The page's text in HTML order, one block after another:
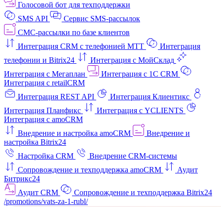
Голосовой бот для техподдержки
SMS API
Сервис SMS-рассылок
СМС-рассылки по базе клиентов
Интеграция CRM с телефонией МТТ
Интеграция
телефонии и Bitrix24
Интеграция с МойСклад
Интеграция с Мегаплан
Интеграция с 1C CRM
Интеграция с retailCRM
Интеграция REST API
Интеграция Клиентикс
Интеграция Планфикс
Интеграция с YCLIENTS
Интеграция с amoCRM
Внедрение и настройка amoCRM
Внедрение и
настройка Bitrix24
Настройка CRM
Внедрение CRM-системы
Сопровождение и техподдержка amoCRM
Аудит
Битрикс24
Аудит CRM
Сопровождение и техподдержка Bitrix24
/promotions/vats-za-1-rubl/